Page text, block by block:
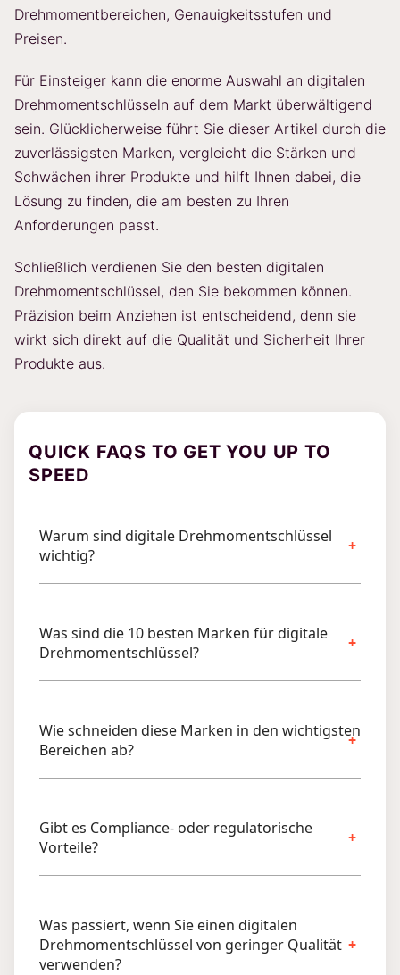
Drehmomentbereichen, Genauigkeitsstufen und
Preisen.
Für Einsteiger kann die enorme Auswahl an digitalen
Drehmomentschlüsseln auf dem Markt überwältigend
sein. Glücklicherweise führt Sie dieser Artikel durch die
zuverlässigsten Marken, vergleicht die Stärken und
Schwächen ihrer Produkte und hilft Ihnen dabei, die
Lösung zu finden, die am besten zu Ihren
Anforderungen passt.
Schließlich verdienen Sie den besten digitalen
Drehmomentschlüssel, den Sie bekommen können.
Präzision beim Anziehen ist entscheidend, denn sie
wirkt sich direkt auf die Qualität und Sicherheit Ihrer
Produkte aus.
QUICK FAQS TO GET YOU UP TO
SPEED
Warum sind digitale Drehmomentschlüssel
wichtig?
Was sind die 10 besten Marken für digitale
Drehmomentschlüssel?
Wie schneiden diese Marken in den wichtigsten
Bereichen ab?
Gibt es Compliance- oder regulatorische
Vorteile?
Was passiert, wenn Sie einen digitalen
Drehmomentschlüssel von geringer Qualität
verwenden?